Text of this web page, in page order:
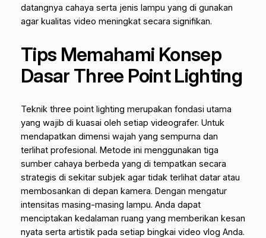
datangnya cahaya serta jenis lampu yang di gunakan
agar kualitas video meningkat secara signifikan.
Tips Memahami Konsep
Dasar Three Point Lighting
Teknik three point lighting merupakan fondasi utama
yang wajib di kuasai oleh setiap videografer. Untuk
mendapatkan dimensi wajah yang sempurna dan
terlihat profesional. Metode ini menggunakan tiga
sumber cahaya berbeda yang di tempatkan secara
strategis di sekitar subjek agar tidak terlihat datar atau
membosankan di depan kamera. Dengan mengatur
intensitas masing-masing lampu. Anda dapat
menciptakan kedalaman ruang yang memberikan kesan
nyata serta artistik pada setiap bingkai video vlog Anda.